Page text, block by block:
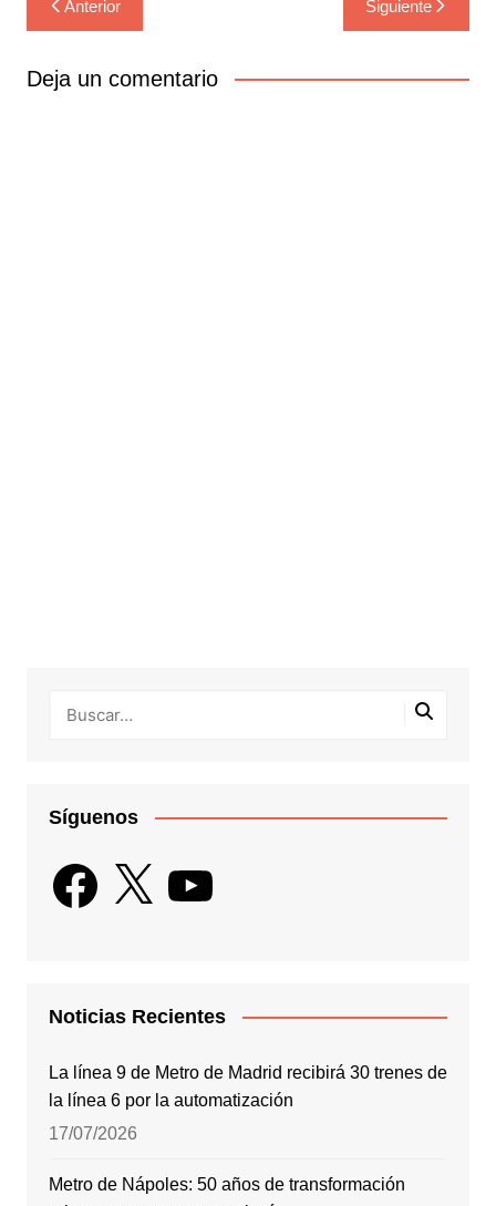
de
entradas
Anterior Siguiente
Deja un comentario
Síguenos
Facebook
X YouTube
Noticias Recientes
La línea 9 de Metro de Madrid recibirá 30 trenes de
la línea 6 por la automatización
17/07/2026
Metro de Nápoles: 50 años de transformación